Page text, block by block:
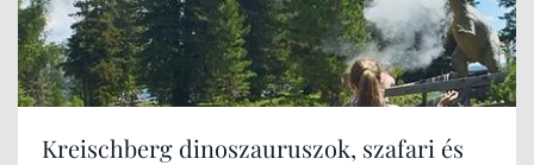
Kreischberg dinoszauruszok, szafari és